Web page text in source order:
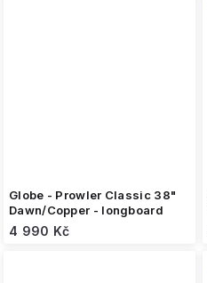
Globe - Prowler Classic 38"
Dawn/Copper - longboard
4 990 Kč